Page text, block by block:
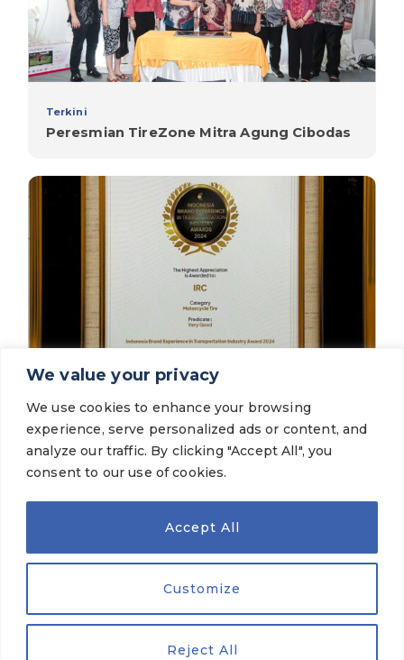
We value your privacy
We use cookies to enhance your browsing
experience, serve personalized ads or content, and
analyze our traffic. By clicking "Accept All", you
consent to our use of cookies.
Customize
Reject All
Accept All
Terkini
Peresmian TireZone Mitra Agung Cibodas
IRC Tire Meraih predikat “Very Good”,
dalam ajang Indonesia Brand Experience in
Transportation Industry Award 2024”
© 2026 PT Gajah Tunggal Tbk. All Rights Reserved.
Ketentuan Hukum|Kebijakan Privasi
MEREK KAMI